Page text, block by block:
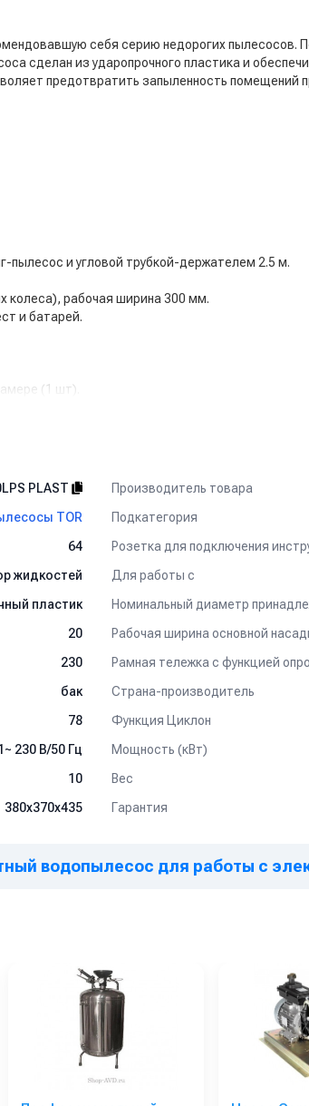
себя серию недорогих пылесосов.
сделан из ударопрочного пластика и
предотвратить запыленность помещений
и угловой трубкой-держателем 2.5 м.
колеса), рабочая ширина 300 мм.
и батарей.
(1 шт).
PLAST
Производитель товара
TOR
Подкатегория
64
Розетка для подключения
жидкостей
Для работы с
пластик
Номинальный диаметр
20
Рабочая ширина основной
230
бак
Страна-производитель
78
Функция Циклон
230 В/50 Гц
Мощность (кВт)
10
Вес
380х370х435 Гарантия
водопылесос для работы с